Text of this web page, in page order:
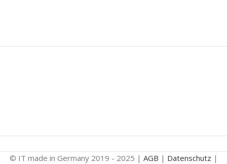
© IT made in Germany 2019 - 2025 | AGB | Datenschutz |